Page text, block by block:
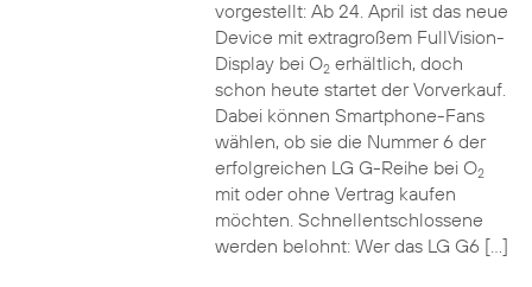
vorgestellt: Ab 24. April ist das neue
Device mit extragroßem FullVision-
Display bei O2erhältlich, doch
schon heute startet der Vorverkauf.
Dabei können Smartphone-Fans
wählen, ob sie die Nummer 6 der
erfolgreichen LG G-Reihe bei O2
mit oder ohne Vertrag kaufen
möchten. Schnellentschlossene
werden belohnt: Wer das LG G6 […]